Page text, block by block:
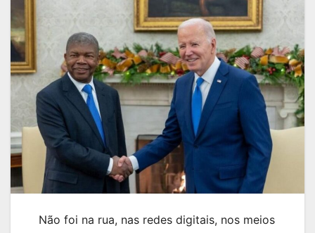
Não foi na rua, nas redes digitais, nos meios